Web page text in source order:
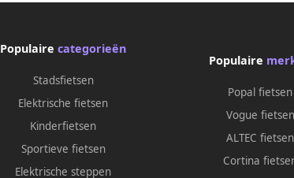
Populairecategorieën
Stadsfietsen
Elektrische fietsen
Kinderfietsen
Sportieve fietsen
Elektrische steppen
Populaire
Popal fietsen
Vogue fietsen
ALTEC fietsen
Cortina